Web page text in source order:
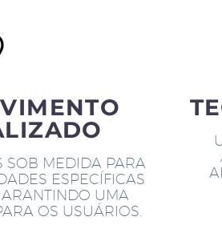
SOB MEDIDA PARA
ESPECÍFICAS
UMA
OS USUÁRIOS.